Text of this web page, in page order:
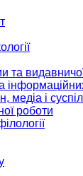
та
медіа і
роботи